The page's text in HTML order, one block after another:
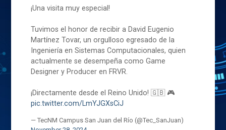
¡Una visita muy especial!
Tuvimos el honor de recibir a David Eugenio
Martínez Tovar, un orgulloso egresado de la
Ingeniería en Sistemas Computacionales, quien
actualmente se desempeña como Game
Designer y Producer en FRVR.
¡Directamente desde el Reino Unido! 🇬🇧 🎮
pic.twitter.com/LmYJGXsCiJ
— TecNM Campus San Juan del Río (@Tec_SanJuan)